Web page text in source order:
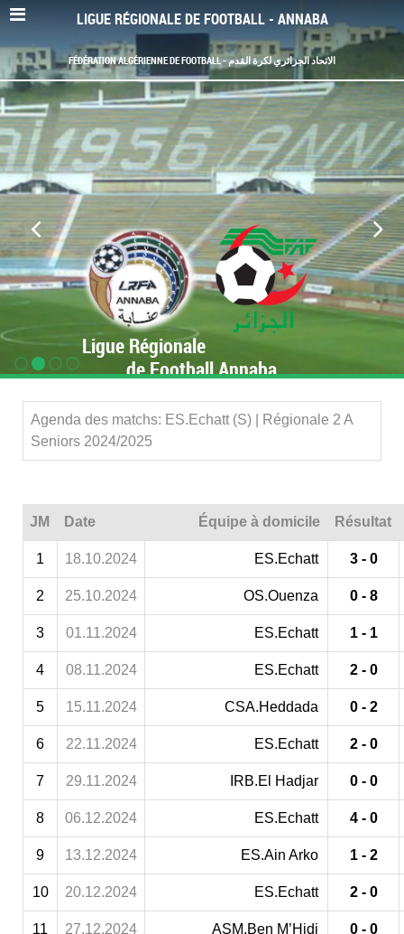
LIGUE RÉGIONALE DE FOOTBALL - ANNABA
FÉDÉRATION ALGÉRIENNE DE FOOTBALL - الاتحاد الجزائري لكرة القدم
Ligue Régionale
de Football Annaba
Agenda des matchs: ES.Echatt (S) | Régionale 2 A
Seniors 2024/2025
JM Date Équipe à domicile Résultat
1 18.10.2024 ES.Echatt 3 - 0
2 25.10.2024 OS.Ouenza 0 - 8
3 01.11.2024 ES.Echatt 1 - 1
4 08.11.2024 ES.Echatt 2 - 0
5 15.11.2024 CSA.Heddada 0 - 2
6 22.11.2024 ES.Echatt 2 - 0
7 29.11.2024 IRB.El Hadjar 0 - 0
8 06.12.2024 ES.Echatt 4 - 0
9 13.12.2024 ES.Ain Arko 1 - 2
10 20.12.2024 ES.Echatt 2 - 0
11 27.12.2024 ASM.Ben M’Hidi 0 - 0